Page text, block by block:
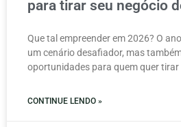
para tirar seu negócio
Que tal empreender em 2026? O
um cenário desafiador, mas
oportunidades para quem quer tirar
CONTINUE LENDO »